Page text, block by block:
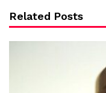
Related Posts